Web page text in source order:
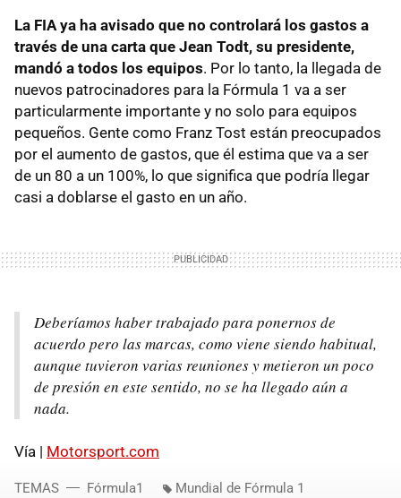
La FIA ya ha avisado que no controlará los gastos a
través de una carta que Jean Todt, su presidente,
mandó a todos los equipos. Por lo tanto, la llegada de
nuevos patrocinadores para la Fórmula 1 va a ser
particularmente importante y no solo para equipos
pequeños. Gente como Franz Tost están preocupados
por el aumento de gastos, que él estima que va a ser
de un 80 a un 100%, lo que significa que podría llegar
casi a doblarse el gasto en un año.
Deberíamos haber trabajado para ponernos de
acuerdo pero las marcas, como viene siendo habitual,
aunque tuvieron varias reuniones y metieron un poco
de presión en este sentido, no se ha llegado aún a
nada.
Vía | Motorsport.com
TEMAS Fórmula1 Mundial de Fórmula 1